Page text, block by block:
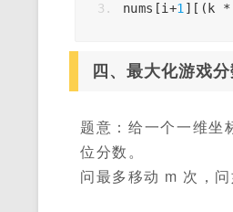
nums [i +1 ][( k *
四、最大化游戏
题意：给一个一维坐
位分数。
问最多移动 m 次，